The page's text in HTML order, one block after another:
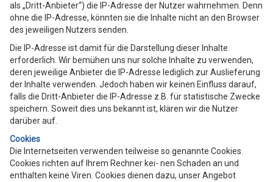
als „Dritt-Anbieter“) die IP-Adresse der Nutzer wahrnehmen. Denn
ohne die IP-Adresse, könnten sie die Inhalte nicht an den Browser
des jeweiligen Nutzers senden.
Die IP-Adresse ist damit für die Darstellung dieser Inhalte
erforderlich. Wir bemühen uns nur solche Inhalte zu verwenden,
deren jeweilige Anbieter die IP-Adresse lediglich zur Auslieferung
der Inhalte verwenden. Jedoch haben wir keinen Einfluss darauf,
falls die Dritt-Anbieter die IP-Adresse z.B. für statistische Zwecke
speichern. Soweit dies uns bekannt ist, klären wir die Nutzer
darüber auf.
Cookies
Die Internetseiten verwenden teilweise so genannte Cookies.
Cookies richten auf Ihrem Rechner kei- nen Schaden an und
enthalten keine Viren. Cookies dienen dazu, unser Angebot